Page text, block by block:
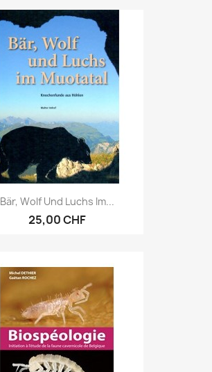
Bär, Wolf Und Luchs Im...
25,00 CHF